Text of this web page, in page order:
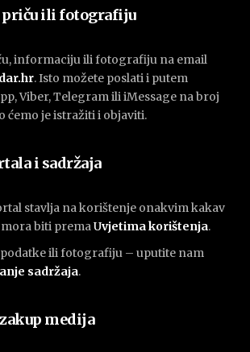
priču ili fotografiju
informaciju ili fotografiju na email
. Isto možete poslati i putem
Viber, Telegram ili iMessage na broj
ćemo je istražiti i objaviti.
i sadržaja
stavlja na korištenje onakvim kakav
biti premaUvjetima korištenja.
podatke ili fotografiju – uputite nam
sadržaja.
medija